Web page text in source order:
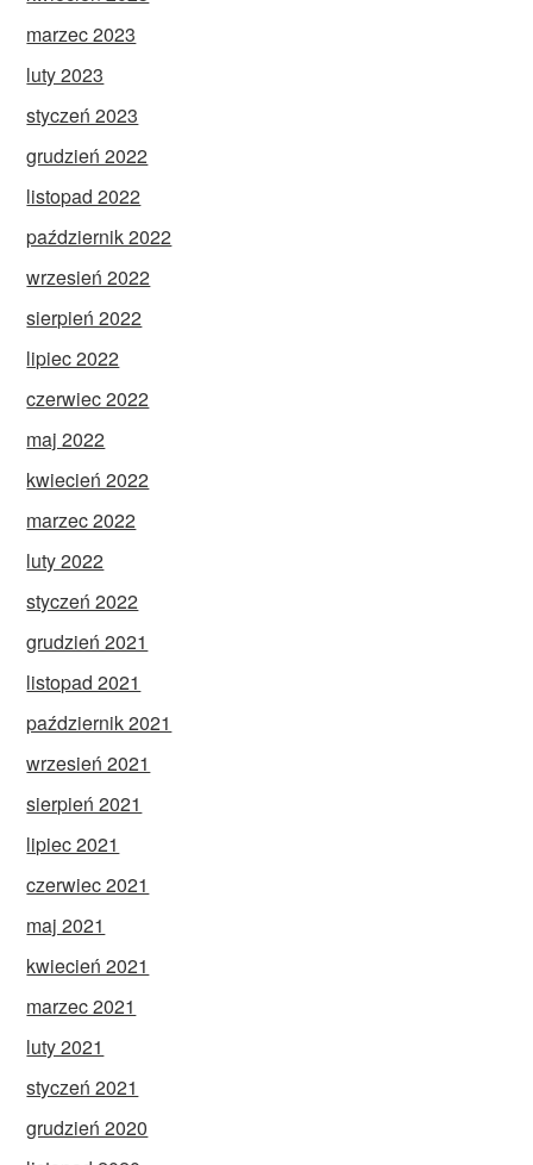
marzec 2023
luty 2023
styczeń 2023
grudzień 2022
listopad 2022
październik 2022
wrzesień 2022
sierpień 2022
lipiec 2022
czerwiec 2022
maj 2022
kwiecień 2022
marzec 2022
luty 2022
styczeń 2022
grudzień 2021
listopad 2021
październik 2021
wrzesień 2021
sierpień 2021
lipiec 2021
czerwiec 2021
maj 2021
kwiecień 2021
marzec 2021
luty 2021
styczeń 2021
grudzień 2020